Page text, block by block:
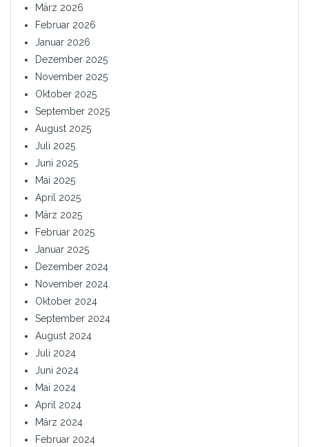
März 2026
Februar 2026
Januar 2026
Dezember 2025
November 2025
Oktober 2025
September 2025
August 2025
Juli 2025
Juni 2025
Mai 2025
April 2025
März 2025
Februar 2025
Januar 2025
Dezember 2024
November 2024
Oktober 2024
September 2024
August 2024
Juli 2024
Juni 2024
Mai 2024
April 2024
März 2024
Februar 2024